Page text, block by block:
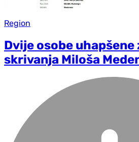
Region
Dvije osobe uhapšene
skrivanja Miloša